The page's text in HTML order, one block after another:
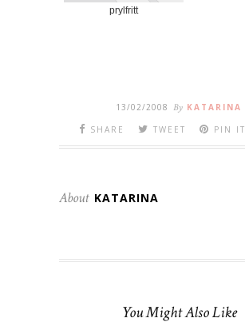
prylfritt
13/02/2008 By KATARINA
SHARE
TWEET PIN IT
About KATARINA
You Might Also Like